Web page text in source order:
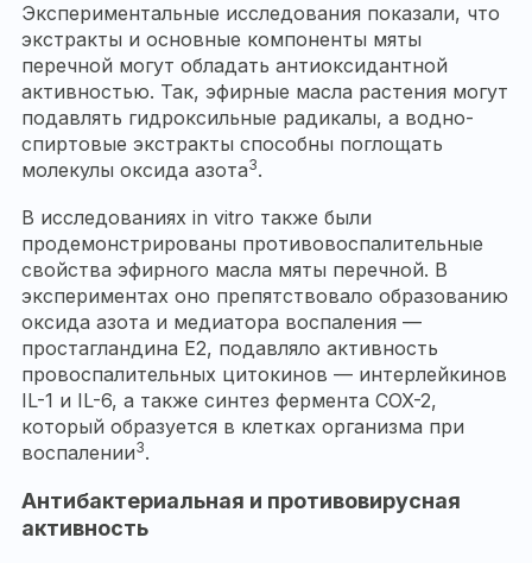
Экспериментальные исследования показали, что
экстракты и основные компоненты мяты
перечной могут обладать антиоксидантной
активностью. Так, эфирные масла растения могут
подавлять гидроксильные радикалы, а водно-
спиртовые экстракты способны поглощать
молекулы оксида азота3.
В исследованиях in vitro также были
продемонстрированы противовоспалительные
свойства эфирного масла мяты перечной. В
экспериментах оно препятствовало образованию
оксида азота и медиатора воспаления —
простагландина E2, подавляло активность
провоспалительных цитокинов — интерлейкинов
IL-1 и IL-6, а также синтез фермента COX-2,
который образуется в клетках организма при
воспалении3.
Антибактериальная и противовирусная
активность